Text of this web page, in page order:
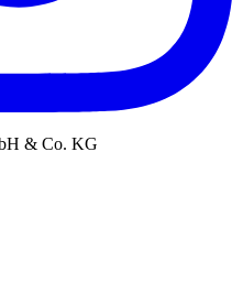
& Co. KG